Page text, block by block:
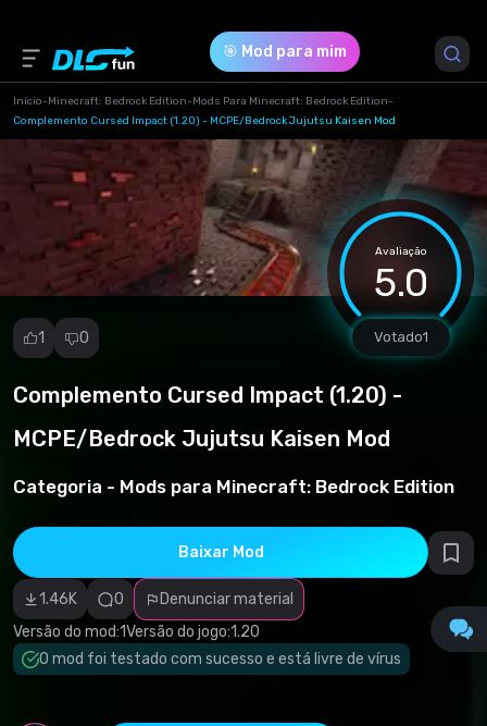
🎯 Mod para mim
Início-Minecraft: Bedrock Edition-Mods Para Minecraft: Bedrock Edition-
Complemento Cursed Impact (1.20) - MCPE/Bedrock Jujutsu Kaisen Mod
Avaliação
5.0
Votado1
1 0
Complemento Cursed Impact (1.20) -
MCPE/Bedrock Jujutsu Kaisen Mod
Categoria - Mods para Minecraft: Bedrock Edition
Baixar Mod
1.46K 0
Denunciar material
Versão do mod:1Versão do jogo:1.20
O mod foi testado com sucesso e está livre de vírus
Denunciar
mod
Violação de
direitos
Categoria
malicioso/vírus
Conteúdo não
funcional
Descrição
imprecisa
Versão do Jogo *
1.20 (The-Curse-Impact-Addon-MCPE-Behavior-
1.20.mcaddon)
Download (202.78 Kb)